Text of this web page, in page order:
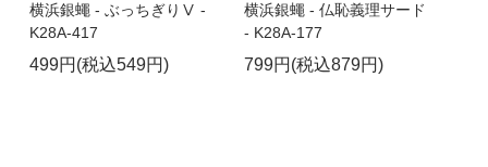
横浜銀蠅 - ぶっちぎりⅤ -
K28A-417
499円(税込549円)
横浜銀蠅 - 仏恥義理サード
- K28A-177
799円(税込879円)